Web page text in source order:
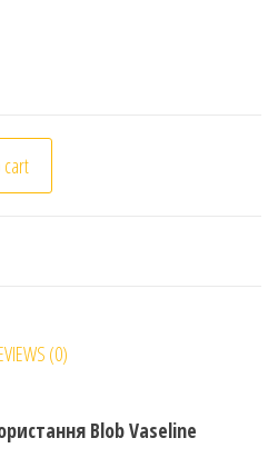
125г. Для всієї родини quantity
cart
(0)
Blob Vaseline